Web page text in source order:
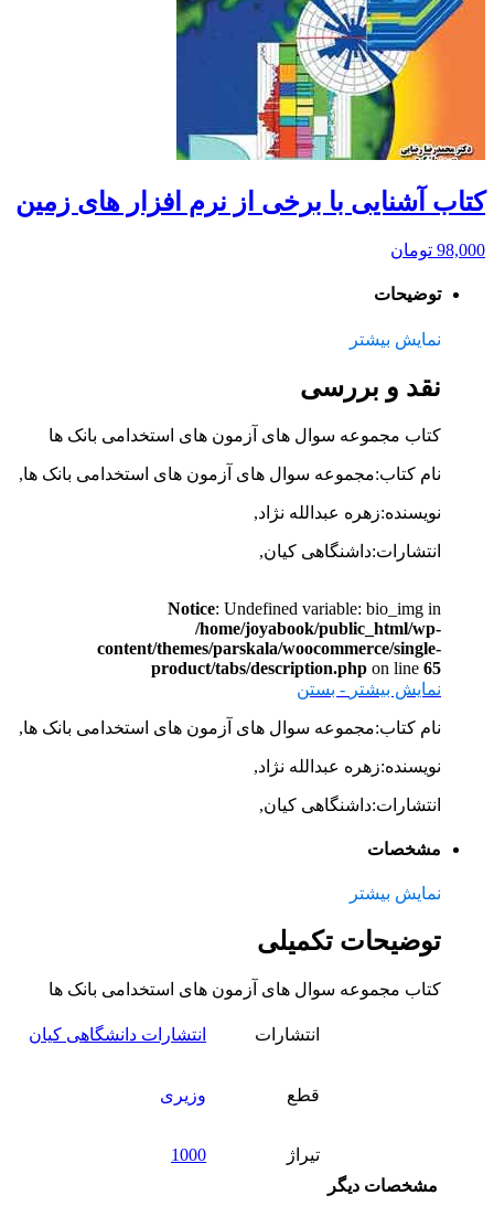
کتاب آشنایی با برخی از نرم افزار های زمین
98,000 تومان
توضیحات
نمایش بیشتر
نقد و بررسی
کتاب مجموعه سوال های آزمون های استخدامی بانک ها
نام کتاب:مجموعه سوال های آزمون های استخدامی بانک ها,
نویسنده:زهره عبدالله نژاد,
انتشارات:داشنگاهی کیان,
Notice: Undefined variable: bio_img in
/home/joyabook/public_html/wp-
content/themes/parskala/woocommerce/single-
product/tabs/description.php on line 65
نمایش بیشتر - بستن
نام کتاب:مجموعه سوال های آزمون های استخدامی بانک ها,
نویسنده:زهره عبدالله نژاد,
انتشارات:داشنگاهی کیان,
مشخصات
نمایش بیشتر
توضیحات تکمیلی
کتاب مجموعه سوال های آزمون های استخدامی بانک ها
مشخصات دیگر
انتشارات انتشارات دانشگاهی کیان
قطع وزیری
تیراژ 1000